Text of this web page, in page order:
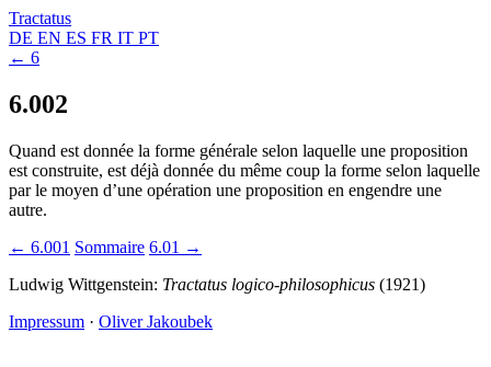
Tractatus
DE EN ES FR IT PT
← 6
6.002
Quand est donnée la forme générale selon laquelle une proposition
est construite, est déjà donnée du même coup la forme selon laquelle
par le moyen d’une opération une proposition en engendre une
autre.
← 6.001 Sommaire 6.01 →
Ludwig Wittgenstein: Tractatus logico-philosophicus (1921)
Impressum · Oliver Jakoubek